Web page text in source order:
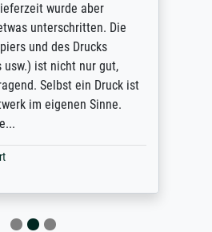
wurde aber
unterschritten. Die
und des Drucks
usw.) ist nicht nur gut,
Selbst ein Druck ist
im eigenen Sinne.